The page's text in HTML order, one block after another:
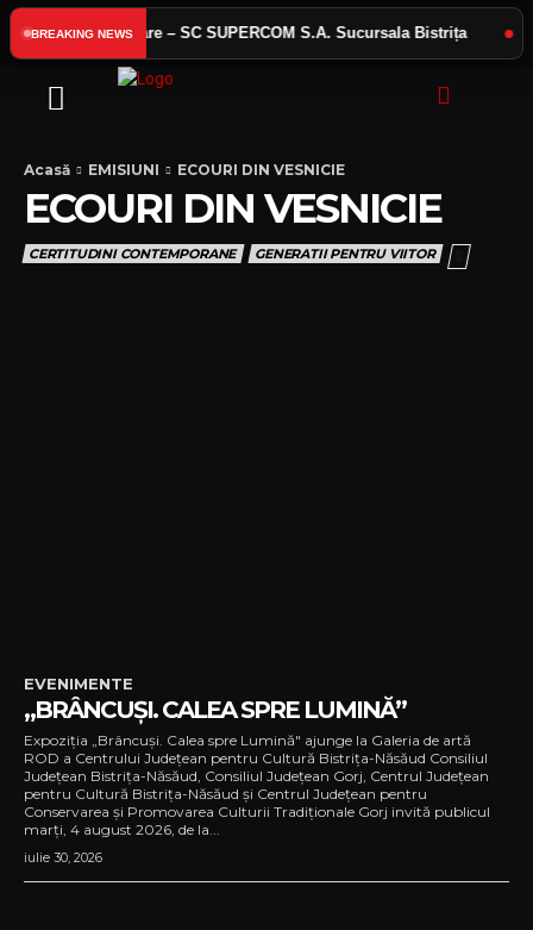
BREAKING NEWS
Anunț angajare – SC SUPERCOM S.A. Sucursala Bistrița
Acasă EMISIUNI ECOURI DIN VESNICIE
ECOURI DIN VESNICIE
CERTITUDINI CONTEMPORANE GENERATII PENTRU VIITOR
EVENIMENTE
„BRÂNCUȘI. CALEA SPRE LUMINĂ”
Expoziția „Brâncuși. Calea spre Lumină" ajunge la Galeria de artă
ROD a Centrului Județean pentru Cultură Bistrița-Năsăud Consiliul
Județean Bistrița-Năsăud, Consiliul Județean Gorj, Centrul Județean
pentru Cultură Bistrița-Năsăud și Centrul Județean pentru
Conservarea și Promovarea Culturii Tradiționale Gorj invită publicul
marți, 4 august 2026, de la...
iulie 30, 2026